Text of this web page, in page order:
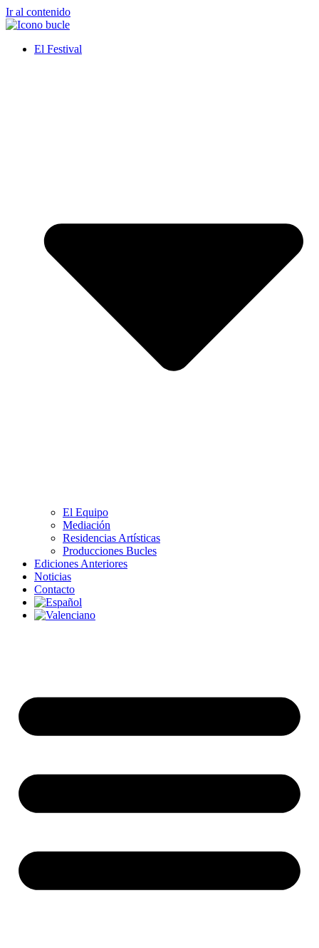
Ir al contenido
El Festival
El Equipo
Mediación
Residencias Artísticas
Producciones Bucles
Ediciones Anteriores
Noticias
Contacto